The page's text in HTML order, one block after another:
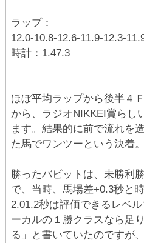
ラップ：
12.0-10.8-12.6-11.9-12.3-
時計：1.47.3
ほぼ平均ラップから後半４
から、ラジオNIKKEI賞らし
ます。結果的に前で流れを
た馬でワンツーという決着。
勝ったバビットは、未勝利
で、当時、馬場差+0.3秒と
2.01.2秒は評価できるレベ
ーカルの１勝クラスなら足
る」と書いていたのですが